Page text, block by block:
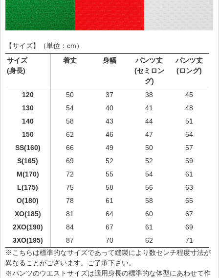
【サイズ】（単位：cm）
サイズ
(身長)
着丈 身幅
パンツ丈
(セミロン
グ)
パンツ丈
(ロング)
120 50 37 38
45
130
54 40 41
48
140
58 43 44
51
150
62 46 47
54
SS(160)
66 49 50
57
S(165)
69 52 52
59
M(170)
72 55 54
61
L(175)
75 58 56
63
O(180)
78 61 58
65
XO(185)
81 64 60
67
2XO(190)
84 67 61
69
3XO(195)
87 70 62
71
※こちらは標準的なサイズであって縫製により数センチ程度寸法が
異なることがございます。ご了承下さい。
※パンツのウエストサイズは適用身長の標準的な体型にあわせて作